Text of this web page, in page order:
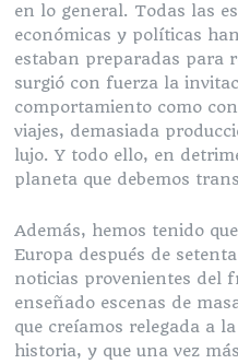
en lo general. Todas las
económicas y políticas
estaban preparadas para
surgió con fuerza la
comportamiento como
viajes, demasiada
lujo. Y todo ello, en
planeta que debemos
Además, hemos tenido
Europa después de
noticias provenientes del
enseñado escenas de
que creíamos relegada a
historia, y que una vez